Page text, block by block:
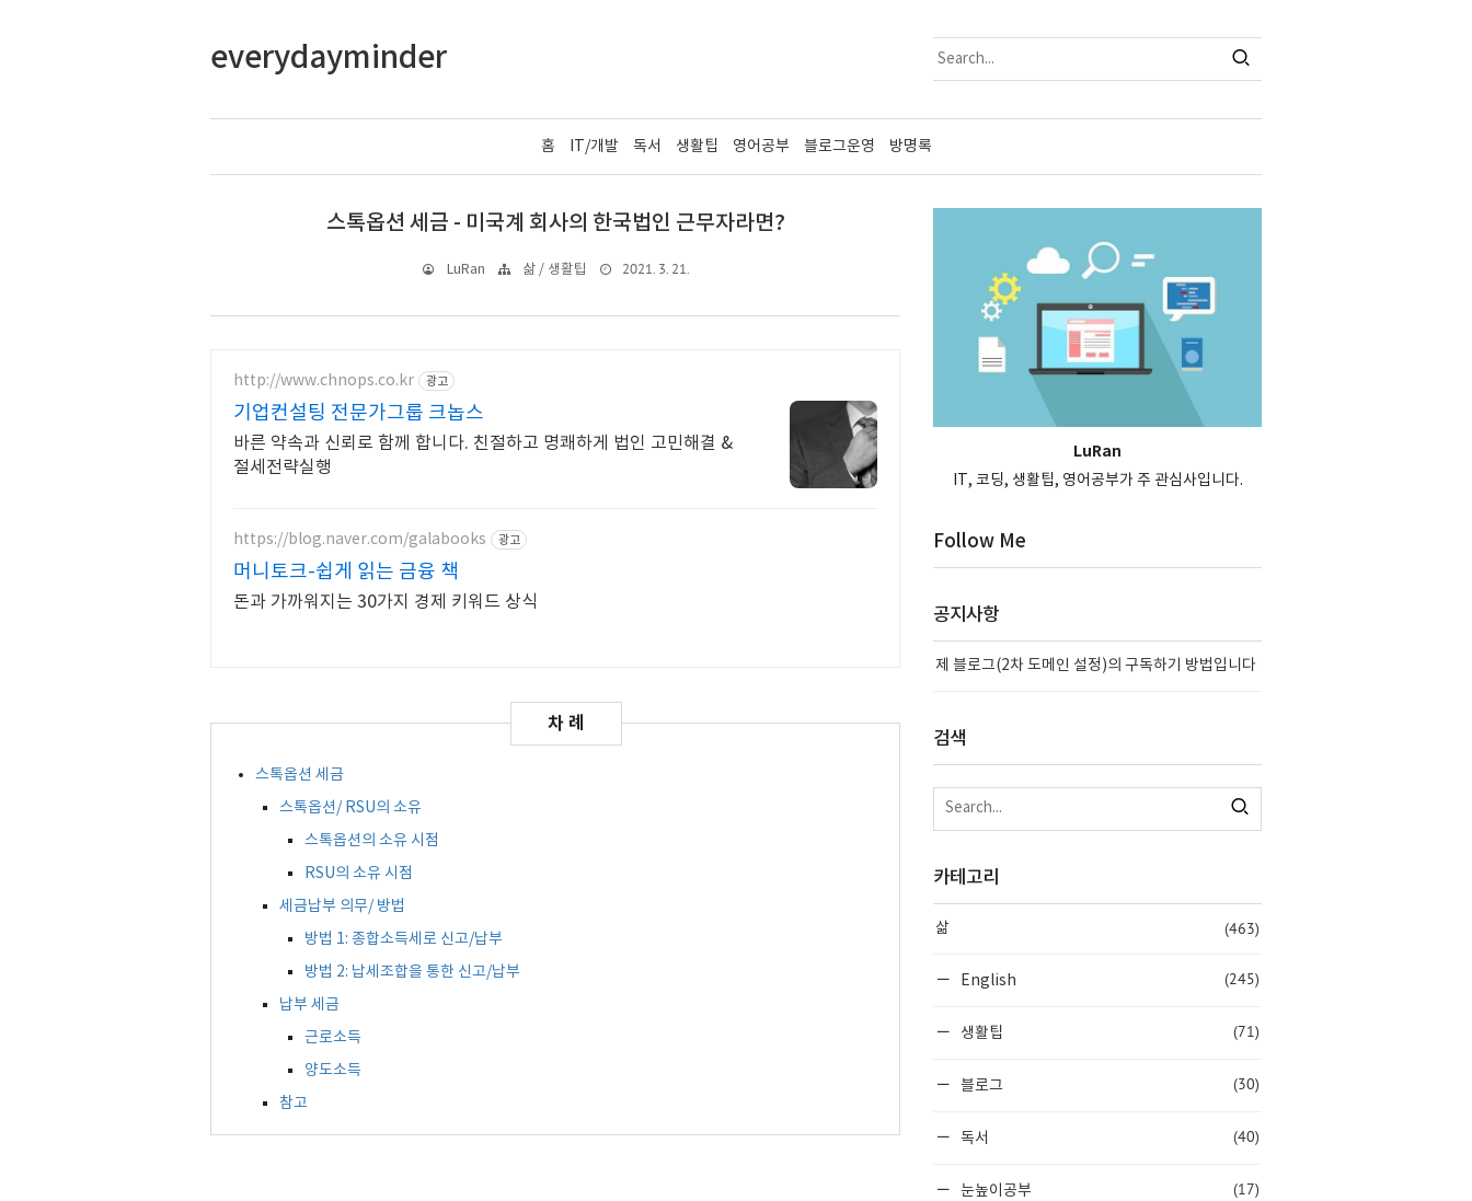
everydayminder
홈 IT/개발 독서 생활팁 영어공부 블로그운영 방명록
스톡옵션 세금 - 미국계 회사의 한국법인 근무자라면?
LuRan 삶 / 생활팁 2021. 3. 21.
http://www.chnops.co.kr 광고
기업컨설팅 전문가그룹 크놉스
바른 약속과 신뢰로 함께 합니다. 친절하고 명쾌하게 법인 고민해결 &
절세전략실행
https://blog.naver.com/galabooks 광고
머니토크-쉽게 읽는 금융 책
돈과 가까워지는 30가지 경제 키워드 상식
스톡옵션 세금
스톡옵션/ RSU의 소유
스톡옵션의 소유 시점
RSU의 소유 시점
세금납부 의무/ 방법
방법 1: 종합소득세로 신고/납부
방법 2: 납세조합을 통한 신고/납부
납부 세금
근로소득
양도소득
참고
LuRan
IT, 코딩, 생활팁, 영어공부가 주 관심사입니다.
Follow Me
공지사항
제 블로그(2차 도메인 설정)의 구독하기 방법입니다
검색
카테고리
삶 (463)
English (245)
생활팁 (71)
블로그 (30)
독서 (40)
눈높이공부 (17)